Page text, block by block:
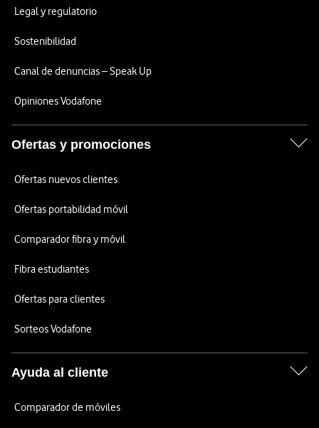
Legal y regulatorio
Sostenibilidad
Canal de denuncias – Speak Up
Opiniones Vodafone
Ofertas y promociones
Ofertas nuevos clientes
Ofertas portabilidad móvil
Comparador fibra y móvil
Fibra estudiantes
Ofertas para clientes
Sorteos Vodafone
Ayuda al cliente
Comparador de móviles